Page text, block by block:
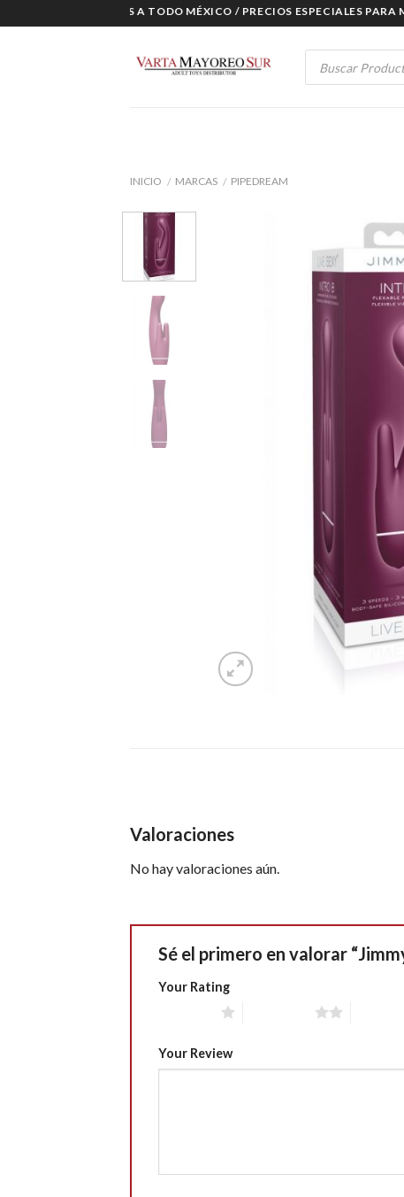
to
ENVÍOS A TODO MÉXICO / PRECIOS ESPECIALES PARA
Products
search
INICIO / MARCAS / PIPEDREAM
Valoraciones
No hay valoraciones aún.
Sé el primero en valorar
Your Rating
Your Review